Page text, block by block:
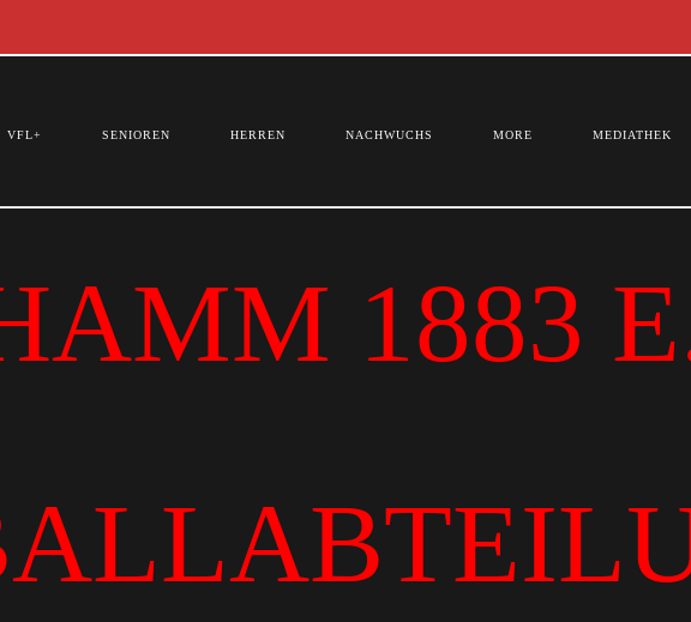
VFL+ SENIOREN HERREN NACHWUCHS MORE MEDIATHEK
1883